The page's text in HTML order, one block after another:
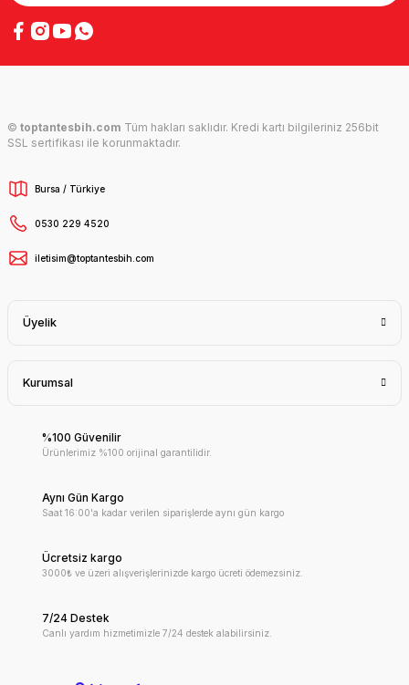
© toptantesbih.com Tüm hakları saklıdır. Kredi kartı bilgileriniz 256bit
SSL sertifikası ile korunmaktadır.
Bursa / Türkiye
0530 229 4520
iletisim@toptantesbih.com
Üyelik
Kurumsal
%100 Güvenilir
Ürünlerimiz %100 orijinal garantilidir.
Aynı Gün Kargo
Saat 16:00'a kadar verilen siparişlerde aynı gün kargo
Ücretsiz kargo
3000₺ ve üzeri alışverişlerinizde kargo ücreti ödemezsiniz.
7/24 Destek
Canlı yardım hizmetimizle 7/24 destek alabilirsiniz.